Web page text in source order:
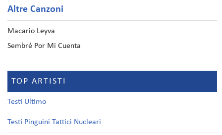
Altre Canzoni
Macario Leyva
Sembré Por Mi Cuenta
TOP ARTISTI
Testi Ultimo
Testi Pinguini Tattici Nucleari